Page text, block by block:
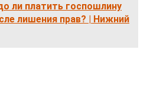
ли платить госпошлину
лишения прав? | Нижний